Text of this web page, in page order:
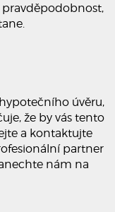
pravděpodobnost,
úvěru,
že by vás tento
a kontaktujte
partner
nám na